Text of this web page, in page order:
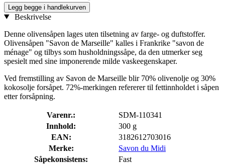
Legg begge i handlekurven
Beskrivelse
Denne olivensåpen lages uten tilsetning av farge- og duftstoffer.
Olivensåpen "Savon de Marseille" kalles i Frankrike "savon de
ménage" og tilbys som husholdningssåpe, da den utmerker seg
spesielt med sine imponerende milde vaskeegenskaper.
Ved fremstilling av Savon de Marseille blir 70% olivenolje og 30%
kokosolje forsåpet. 72%-merkingen refererer til fettinnholdet i såpen
etter forsåpning.
Varenr.:
SDM-110341
Innhold:
300 g
EAN:
3182612703016
Merke:
Savon du Midi
Såpekonsistens:
Fast